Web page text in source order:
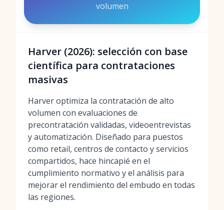
volumen
Harver (2026): selección con base
científica para contrataciones
masivas
Harver optimiza la contratación de alto
volumen con evaluaciones de
precontratación validadas, videoentrevistas
y automatización. Diseñado para puestos
como retail, centros de contacto y servicios
compartidos, hace hincapié en el
cumplimiento normativo y el análisis para
mejorar el rendimiento del embudo en todas
las regiones.